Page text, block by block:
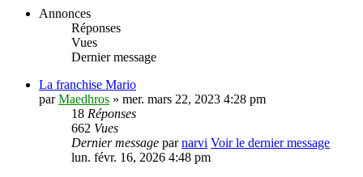
Annonces
Réponses
Vues
Dernier message
La franchise Mario
parMaedhros » mer. mars 22, 2023 4:28 pm
18 Réponses
662 Vues
Dernier message parnarvi Voir le dernier message
lun. févr. 16, 2026 4:48 pm